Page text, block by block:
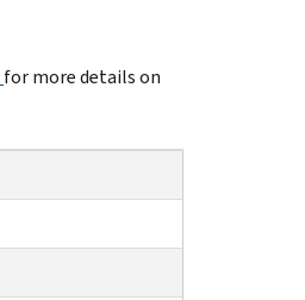
for more details on